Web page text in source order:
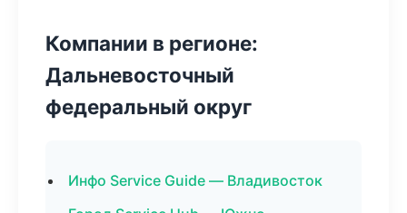
Компании в регионе:
Дальневосточный
федеральный округ
Инфо Service Guide — Владивосток